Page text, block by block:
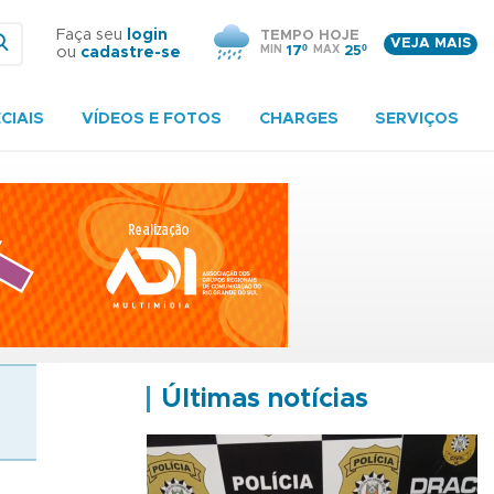
Faça seu
login
ou cadastre-se
TEMPO HOJE
MIN 17º MAX 25º
VEJA MAIS
VÍDEOS E FOTOS CHARGES SERVIÇOS
Últimas notícias